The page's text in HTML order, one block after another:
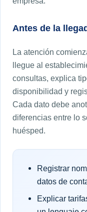
Antes de la
La atención
llegue al
consultas, explica
disponibilidad y
Cada dato debe
diferencias entre lo
huésped.
Registrar
datos de
Explicar